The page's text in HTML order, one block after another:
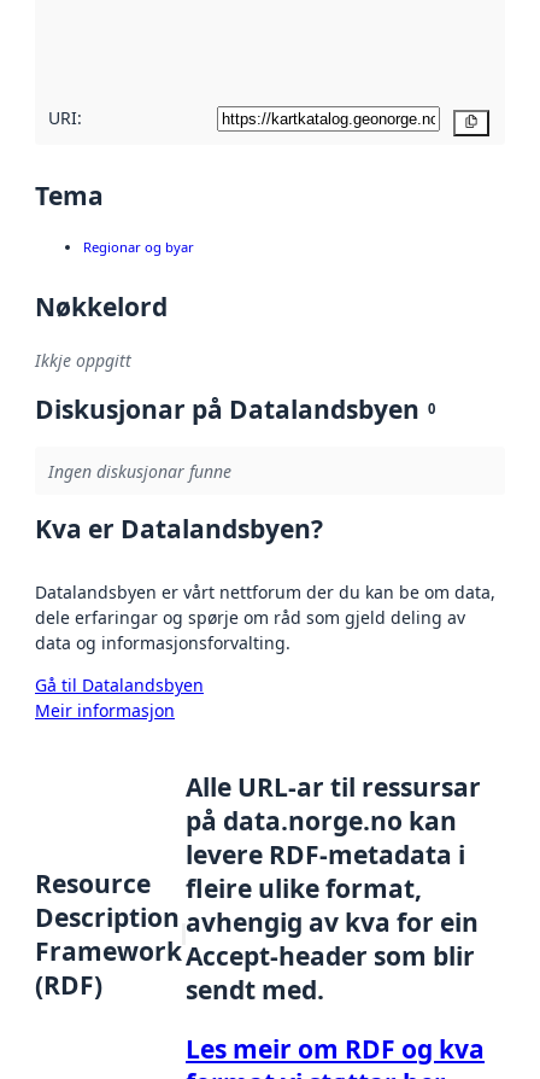
URI:
Tema
Regionar og byar
Nøkkelord
Ikkje oppgitt
Diskusjonar på Datalandsbyen 0
Ingen diskusjonar funne
Kva er Datalandsbyen?
Datalandsbyen er vårt nettforum der du kan be om data,
dele erfaringar og spørje om råd som gjeld deling av
data og informasjonsforvalting.
Gå til Datalandsbyen
Meir informasjon
Resource
Description
Framework
(RDF)
Alle URL-ar til ressursar
på data.norge.no kan
levere RDF-metadata i
fleire ulike format,
avhengig av kva for ein
Accept-header som blir
sendt med.
Les meir om RDF og kva